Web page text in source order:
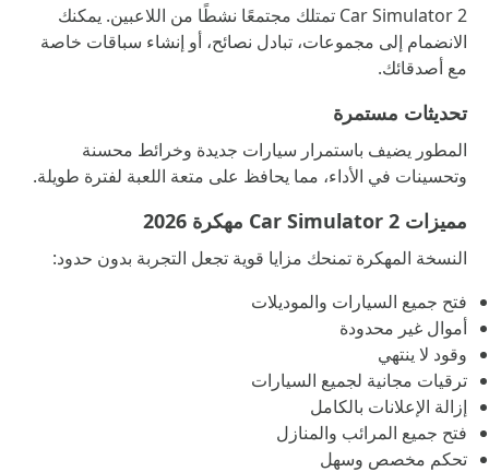
Car Simulator 2 تمتلك مجتمعًا نشطًا من اللاعبين. يمكنك
الانضمام إلى مجموعات، تبادل نصائح، أو إنشاء سباقات خاصة
مع أصدقائك.
تحديثات مستمرة
المطور يضيف باستمرار سيارات جديدة وخرائط محسنة
وتحسينات في الأداء، مما يحافظ على متعة اللعبة لفترة طويلة.
مميزات Car Simulator 2 مهكرة 2026
النسخة المهكرة تمنحك مزايا قوية تجعل التجربة بدون حدود:
فتح جميع السيارات والموديلات
أموال غير محدودة
وقود لا ينتهي
ترقيات مجانية لجميع السيارات
إزالة الإعلانات بالكامل
فتح جميع المرائب والمنازل
تحكم مخصص وسهل